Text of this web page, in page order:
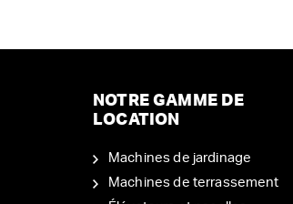
NOTRE GAMME DE
LOCATION
Machines de jardinage
Machines de terrassement